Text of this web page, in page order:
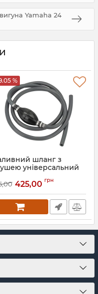
Yamaha 24
%
шланг з
універсальний
C24634
425,00 грн